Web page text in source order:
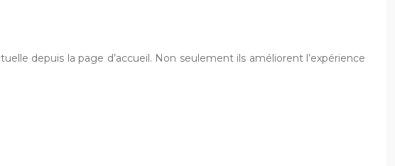
depuis la page d’accueil. Non seulement ils améliorent l’expérience